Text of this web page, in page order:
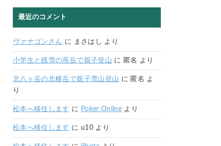
最近のコメント
ヴァナゴンさん に まさはし より
小学生と残雪の燕岳で親子登山 に 匿名 より
北八ヶ岳の北横岳で親子雪山登山 に 匿名 よ
り
松本へ移住します に Poker Online より
松本へ移住します に u10より